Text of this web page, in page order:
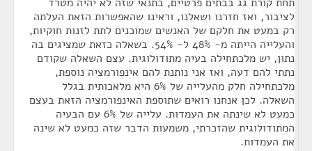
לציבור, ואז חזרנו ושאלנו, וראינו שהאפשרות הזאת העלתה
רק במעט את חלקם של האנשים שמוכנים לתת לזנות חוקיות,
והעלייה הייתה מ- 48% ל- 54%. בשאלה כזאת שמציגים בה
נתון, יש מלכתחילה בעיה מתודולוגית. עצם השאלה שקודם
נתתי להם דעה, ואז אני נותנת להם אינפורמציה נוספת,
מלכתחילה חלק מהעלייה של 6% היא מלאכותית בגלל
השאלה. לכן אנחנו רואים שתוספת האינפורמציה הזאת בעצם
כמעט לא שינתה את העמדות. עלייה של 6% עם הבעיה
המתודולוגית שהזכרתי, משמעות הדבר שזה כמעט לא שינה
את העמדות.